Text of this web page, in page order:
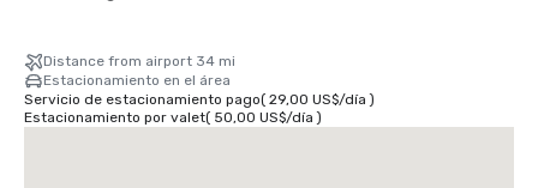
Distance from airport 34 mi
Estacionamiento en el área
Servicio de estacionamiento pago( 29,00 US$/día )
Estacionamiento por valet( 50,00 US$/día )